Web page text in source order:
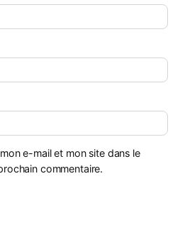
e-mail et mon site dans le
commentaire.